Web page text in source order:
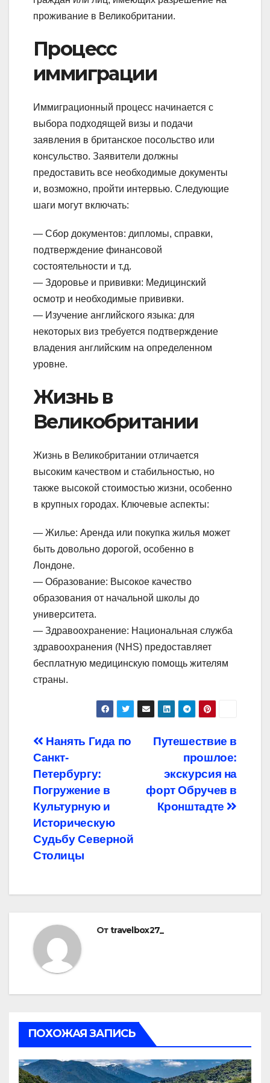
проживание в Великобритании.
Процесс
иммиграции
Иммиграционный процесс начинается с
выбора подходящей визы и подачи
заявления в британское посольство или
консульство. Заявители должны
предоставить все необходимые документы
и, возможно, пройти интервью. Следующие
шаги могут включать:
— Сбор документов: дипломы, справки,
подтверждение финансовой
состоятельности и т.д.
— Здоровье и прививки: Медицинский
осмотр и необходимые прививки.
— Изучение английского языка: для
некоторых виз требуется подтверждение
владения английским на определенном
уровне.
Жизнь в
Великобритании
Жизнь в Великобритании отличается
высоким качеством и стабильностью, но
также высокой стоимостью жизни, особенно
в крупных городах. Ключевые аспекты:
— Жилье: Аренда или покупка жилья может
быть довольно дорогой, особенно в
Лондоне.
— Образование: Высокое качество
образования от начальной школы до
университета.
— Здравоохранение: Национальная служба
здравоохранения (NHS) предоставляет
бесплатную медицинскую помощь жителям
страны.
Навигация
по
записям
Путешествие в
прошлое:
экскурсия на
форт Обручев в
Кронштадте
Нанять Гида по
Санкт-
Петербургу:
Погружение в
Культурную и
Историческую
Судьбу Северной
Столицы
Отtravelbox27_
ПОХОЖАЯ ЗАПИСЬ